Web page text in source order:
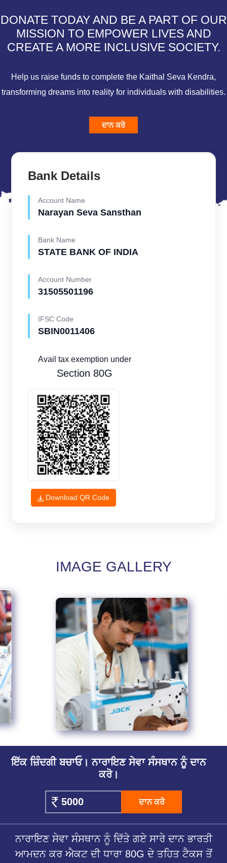
DONATE TODAY AND BE A PART OF OUR
MISSION TO EMPOWER LIVES AND
CREATE A MORE INCLUSIVE SOCIETY.
Help us raise funds to complete the Kaithal Seva Kendra,
transforming dreams into reality for individuals with disabilities.
ਦਾਨ ਕਰੋ
Bank Details
Account Name
Narayan Seva Sansthan
Bank Name
STATE BANK OF INDIA
Account Number
31505501196
IFSC Code
SBIN0011406
Avail tax exemption under
Section 80G
Download QR Code
IMAGE GALLERY
ਇੱਕ ਜ਼ਿੰਦਗੀ ਬਚਾਓ। ਨਾਰਾਇਣ ਸੇਵਾ ਸੰਸਥਾਨ ਨੂੰ ਦਾਨ
ਕਰੋ।
ਦਾਨ ਕਰੋ
ਨਾਰਾਇਣ ਸੇਵਾ ਸੰਸਥਾਨ ਨੂੰ ਦਿੱਤੇ ਗਏ ਸਾਰੇ ਦਾਨ ਭਾਰਤੀ
ਆਮਦਨ ਕਰ ਐਕਟ ਦੀ ਧਾਰਾ 80G ਦੇ ਤਹਿਤ ਟੈਕਸ ਤੋਂ